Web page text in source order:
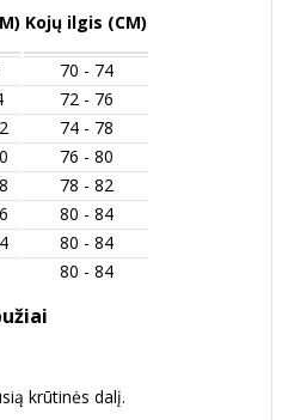
Kojų ilgis (CM)
70 - 74
72 - 76
74 - 78
76 - 80
78 - 82
80 - 84
80 - 84
80 - 84
krūtinės dalį.